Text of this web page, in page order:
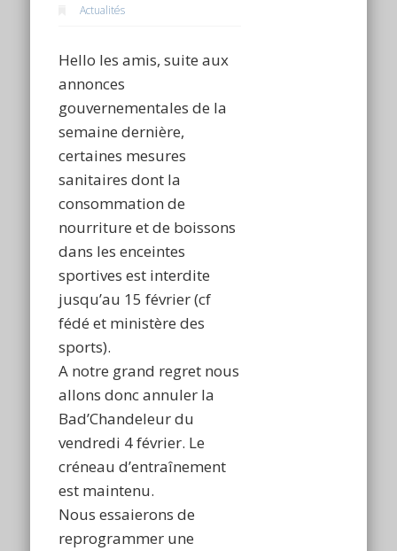
Actualités
Hello les amis, suite aux
annonces
gouvernementales de la
semaine dernière,
certaines mesures
sanitaires dont la
consommation de
nourriture et de boissons
dans les enceintes
sportives est interdite
jusqu’au 15 février (cf
fédé et ministère des
sports).
A notre grand regret nous
allons donc annuler la
Bad’Chandeleur du
vendredi 4 février. Le
créneau d’entraînement
est maintenu.
Nous essaierons de
reprogrammer une